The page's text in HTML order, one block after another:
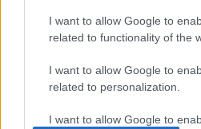
I want to allow Google to
related to functionality of the
I want to allow Google to
related to personalization.
I want to allow Google to
Vincent Landais
WRC
Facebook X